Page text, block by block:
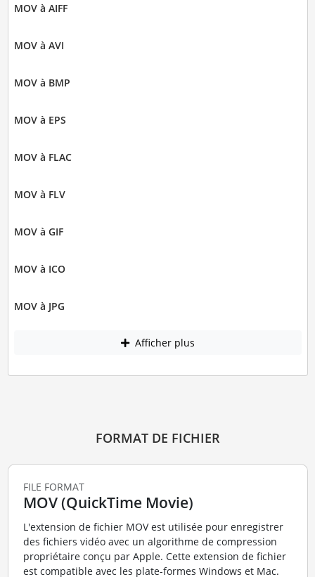
MOV à AIFF
MOV à AVI
MOV à BMP
MOV à EPS
MOV à FLAC
MOV à FLV
MOV à GIF
MOV à ICO
MOV à JPG
Afficher plus
FORMAT DE FICHIER
FILE FORMAT
MOV (QuickTime Movie)
L'extension de fichier MOV est utilisée pour enregistrer
des fichiers vidéo avec un algorithme de compression
propriétaire conçu par Apple. Cette extension de fichier
est compatible avec les plate-formes Windows et Mac.